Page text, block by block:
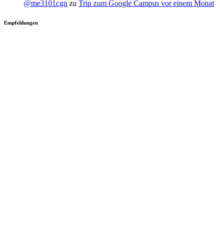
@me3101cgn zu Trip zum Google Campus vor einem Monat
Empfehlungen